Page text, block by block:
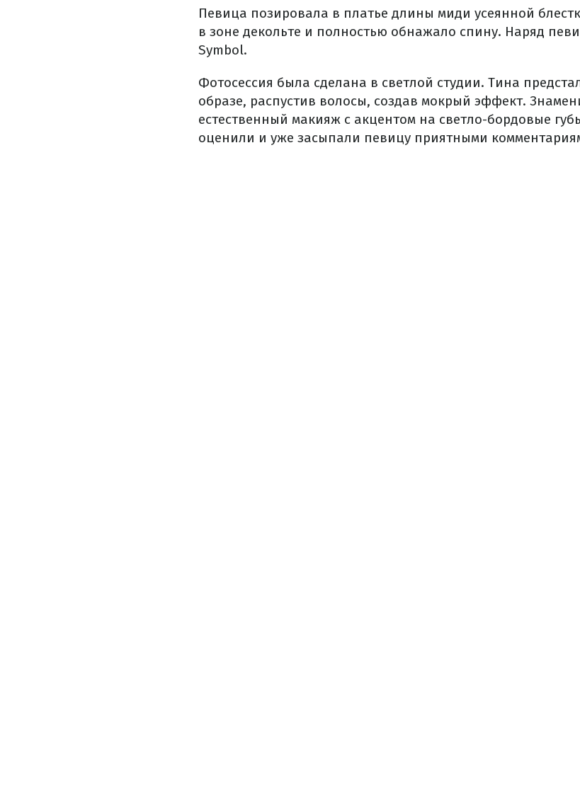
Певица позировала в платье длины миди усеянной
в зоне декольте и полностью обнажало спину. Наряд
Symbol.
Фотосессия была сделана в светлой студии. Тина
образе, распустив волосы, создав мокрый эффект.
естественный макияж с акцентом на светло-бордовые
оценили и уже засыпали певицу приятными